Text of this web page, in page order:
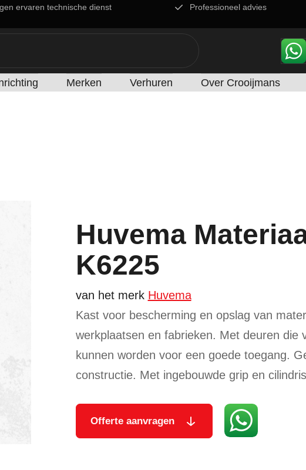
ervaren technische dienst Professioneel advies
Merken Verhuren Over Crooijmans
Huvema
K6225
van het merk Huvema
Kast voor bescherming en opslag van
werkplaatsen en fabrieken. Met deuren die
kunnen worden voor een goede toegang.
constructie. Met ingebouwde grip en
Offerte aanvragen